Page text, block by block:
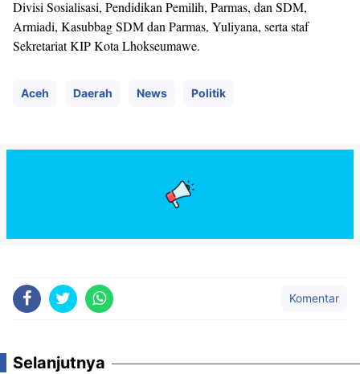
Divisi Sosialisasi, Pendidikan Pemilih, Parmas, dan SDM,
Armiadi, Kasubbag SDM dan Parmas, Yuliyana, serta staf
Sekretariat KIP Kota Lhokseumawe.
Aceh Daerah News Politik
Komentar
Selanjutnya